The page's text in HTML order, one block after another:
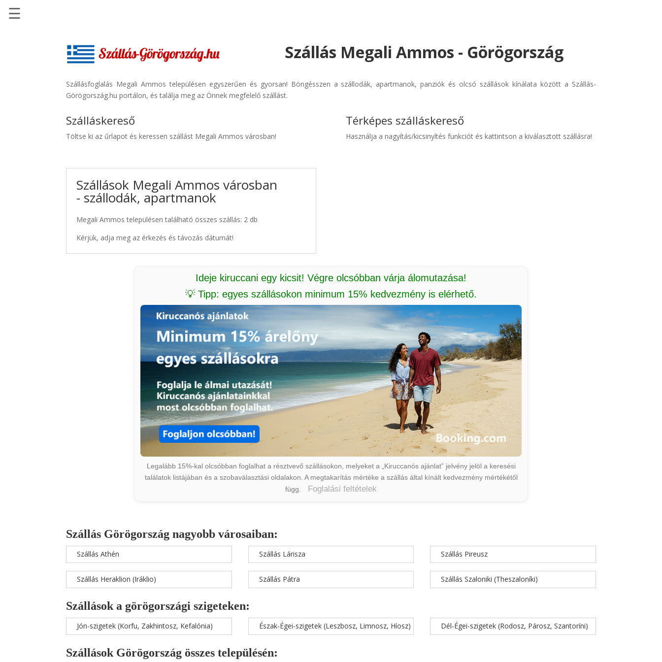
Szállásinfo.eu
Repülőjegy
Autóbérlés
☰
Szállás Megali Ammos - Görögország
Szállásfoglalás Megali Ammos településen egyszerűen és gyorsan! Böngésszen a szállodák, apartmanok, panziók és olcsó szállások kínálata között a Szállás-
Görögország.hu portálon, és találja meg az Önnek megfelelő szállást.
Szálláskereső
Töltse ki az űrlapot és keressen szállást Megali Ammos városban!
Szállások Megali Ammos városban
- szállodák, apartmanok
Megali Ammos településen található összes szállás: 2 db
Kérjük, adja meg az érkezés és távozás dátumát!
Térképes szálláskereső
Használja a nagyítás/kicsinyítés funkciót és kattintson a kiválasztott szállásra!
Ideje kiruccani egy kicsit! Végre olcsóbban várja álomutazása!
💡 Tipp: egyes szállásokon minimum 15% kedvezmény is elérhető.
Legalább 15%-kal olcsóbban foglalhat a résztvevő szállásokon, melyeket a „Kiruccanós ajánlat” jelvény jelöl a keresési
találatok listájában és a szobaválasztási oldalakon. A megtakarítás mértéke a szállás által kínált kedvezmény mértékétől
függ.
Foglalási feltételek
Szállás Görögország nagyobb városaiban:
Szállás Athén
Szállás Heraklion (Iráklio)
Szállás Lárisza
Szállás Pátra
Szállás Pireusz
Szállás Szaloniki (Theszaloníki)
Szállások a görögországi szigeteken:
Jón-szigetek (Korfu, Zakhintosz, Kefalónia) Észak-Égei-szigetek (Leszbosz, Limnosz, Híosz) Dél-Égei-szigetek (Rodosz, Párosz, Szantoríni)
Szállások Görögország összes településén: